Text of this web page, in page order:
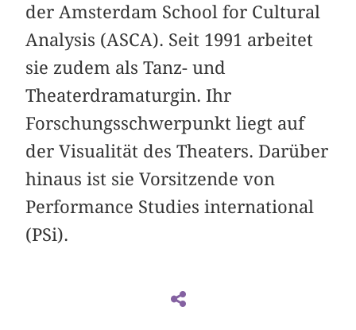
der Amsterdam School for Cultural
Analysis (ASCA). Seit 1991 arbeitet
sie zudem als Tanz- und
Theaterdramaturgin. Ihr
Forschungsschwerpunkt liegt auf
der Visualität des Theaters. Darüber
hinaus ist sie Vorsitzende von
Performance Studies international
(PSi).